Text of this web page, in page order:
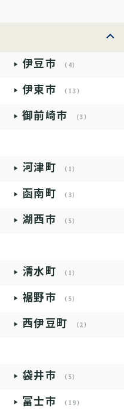
伊豆市 （4）
伊東市 （13）
御前崎市 （3）
河津町 （1）
函南町 （3）
湖西市 （5）
清水町 （1）
裾野市 （5）
西伊豆町 （2）
袋井市 （5）
富士市 （19）